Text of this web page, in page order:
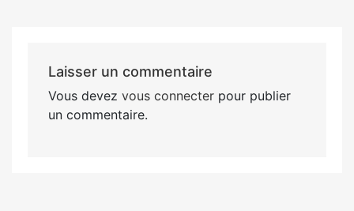
Laisser un commentaire
Vous devez vous connecterpour publier
un commentaire.